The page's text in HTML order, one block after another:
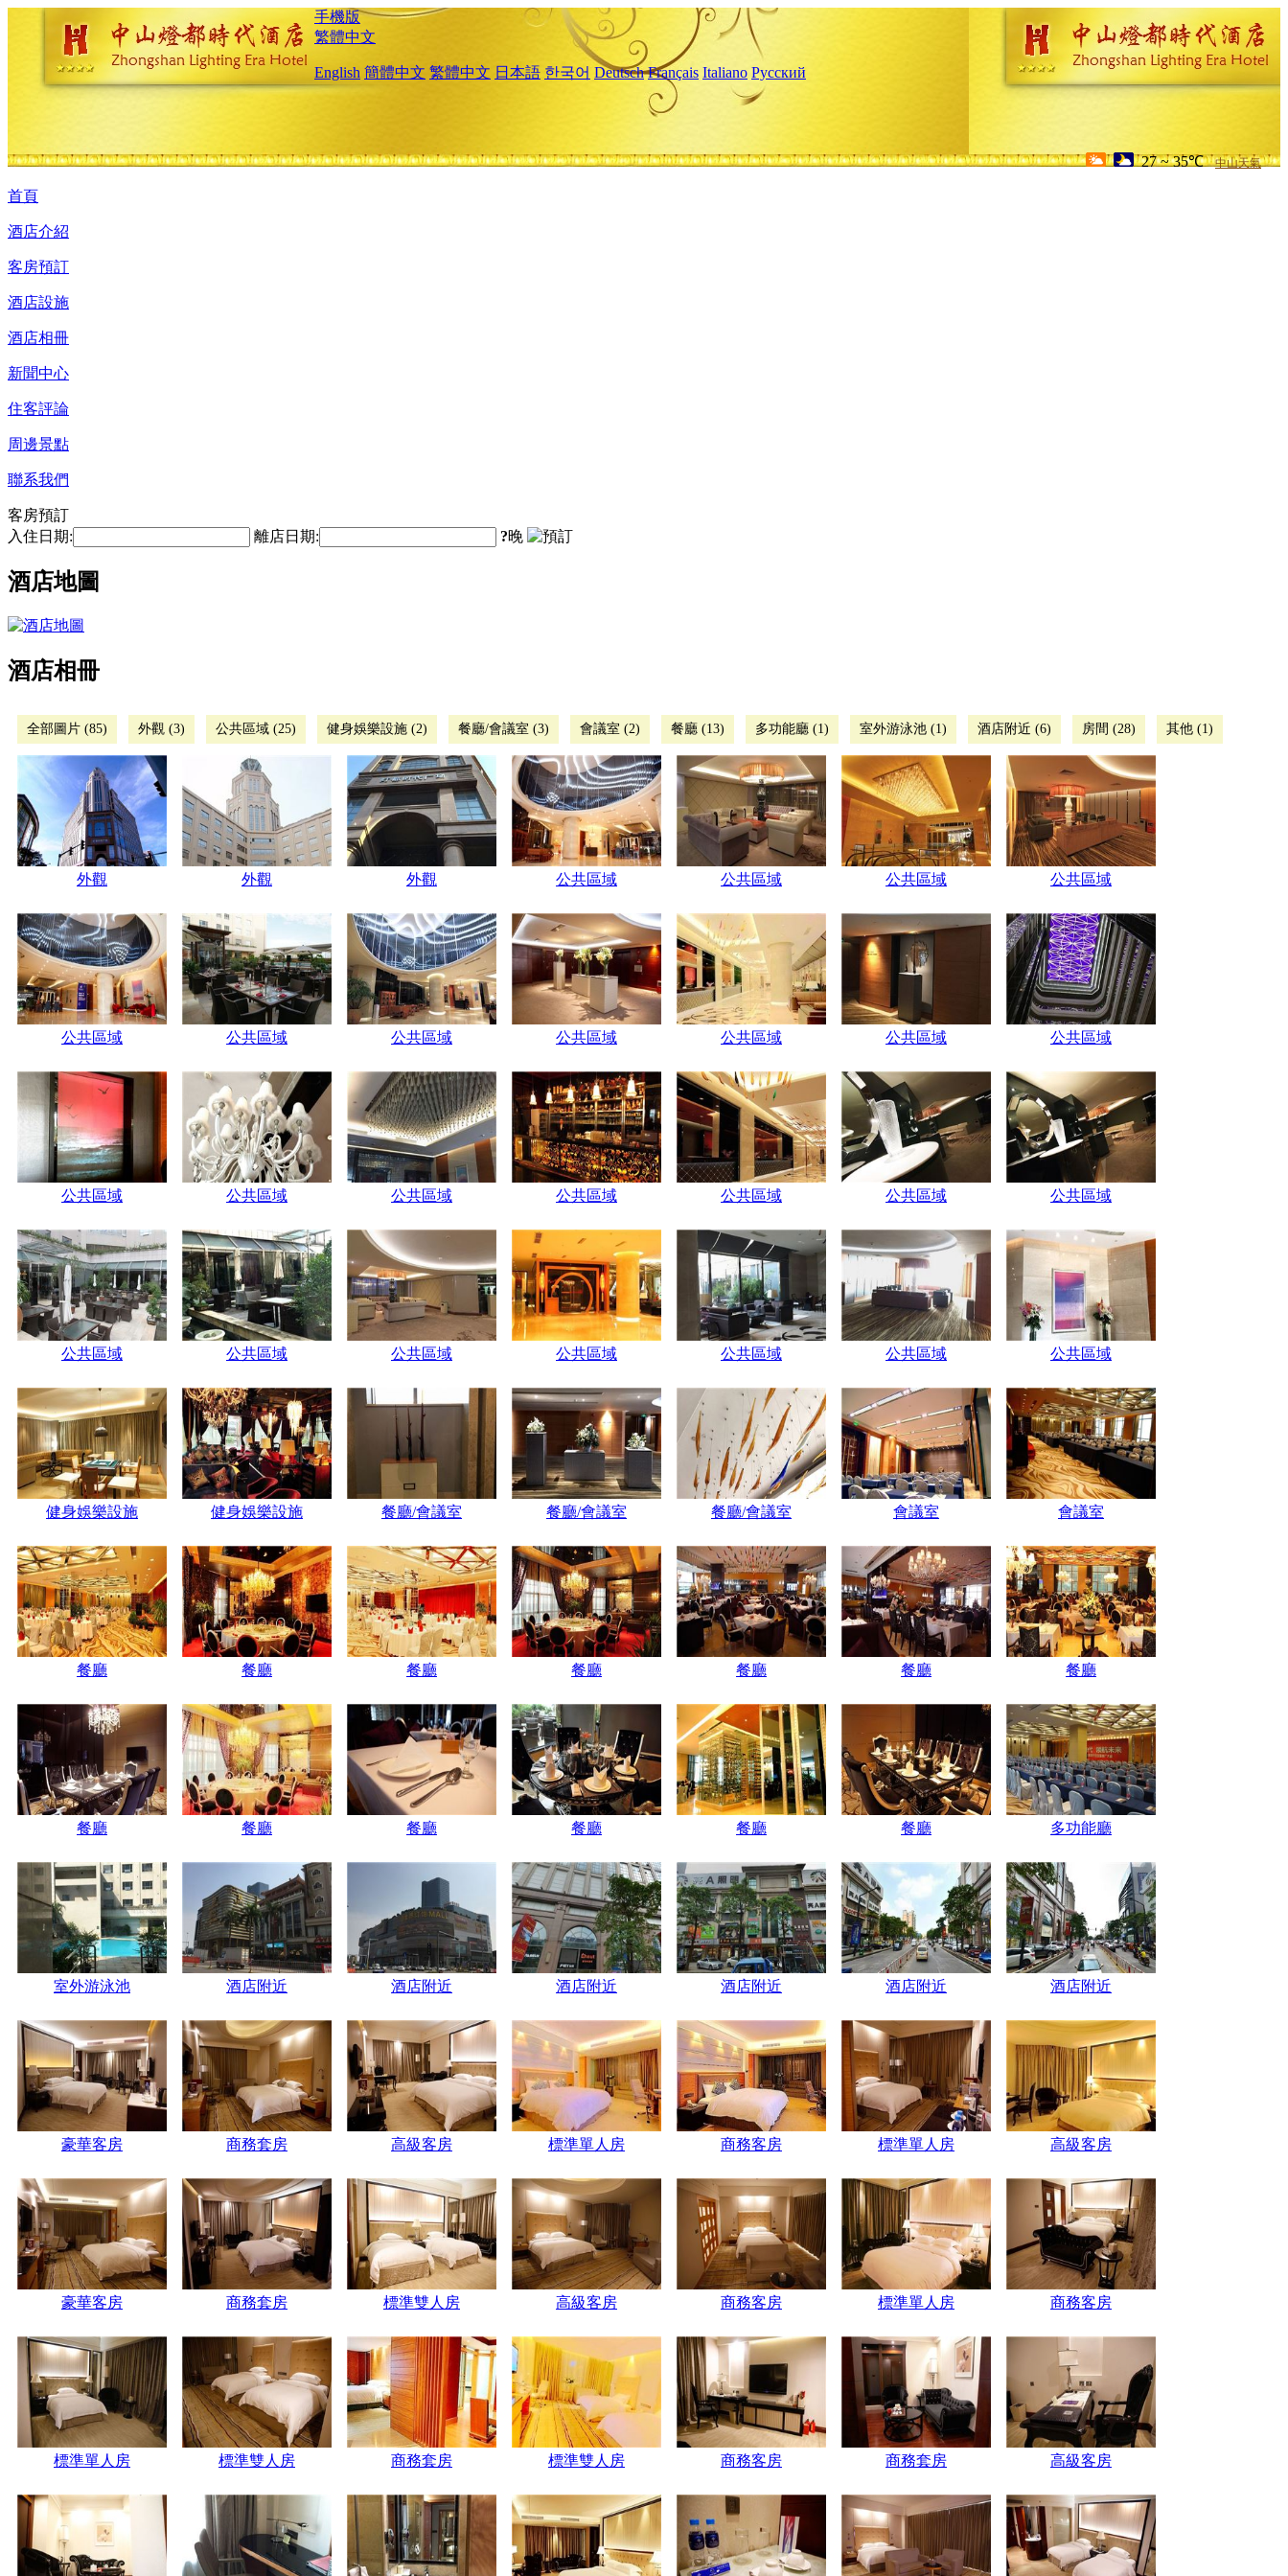
手機版
繁體中文
English 簡體中文 繁體中文 日本語 한국어 Deutsch Français Italiano Русский
27 ~ 35℃ 中山天氣
首頁
酒店介紹
客房預訂
酒店設施
酒店相冊
新聞中心
住客評論
周邊景點
聯系我們
客房預訂
入住日期:
離店日期: ?晚
酒店地圖
酒店相冊
全部圖片 (85) 外觀 (3) 公共區域 (25) 健身娛樂設施 (2) 餐廳/會議室 (3) 會議室 (2) 餐廳 (13) 多功能廳 (1) 室外游泳池 (1) 酒店附近 (6) 房間 (28) 其他 (1)
外觀 外觀 外觀 公共區域 公共區域 公共區域 公共區域
公共區域 公共區域 公共區域 公共區域 公共區域 公共區域 公共區域
公共區域 公共區域 公共區域 公共區域 公共區域 公共區域 公共區域
公共區域 公共區域 公共區域 公共區域 公共區域 公共區域 公共區域
健身娛樂設施 健身娛樂設施 餐廳/會議室 餐廳/會議室 餐廳/會議室 會議室 會議室
餐廳 餐廳 餐廳 餐廳 餐廳 餐廳 餐廳
餐廳 餐廳 餐廳 餐廳 餐廳 餐廳 多功能廳
室外游泳池 酒店附近 酒店附近 酒店附近 酒店附近 酒店附近 酒店附近
豪華客房 商務套房 高級客房 標準單人房 商務客房 標準單人房 高級客房
豪華客房 商務套房 標準雙人房 高級客房 商務客房 標準單人房 商務客房
標準單人房 標準雙人房 商務套房 標準雙人房 商務客房 商務套房 高級客房